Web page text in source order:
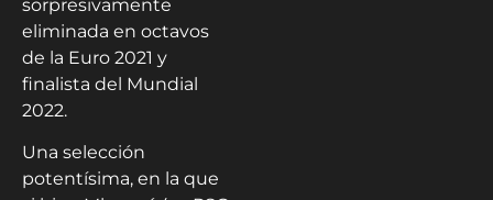
sorpresivamente
eliminada en octavos
de la Euro 2021 y
finalista del Mundial
2022.
Una selección
potentísima, en la que